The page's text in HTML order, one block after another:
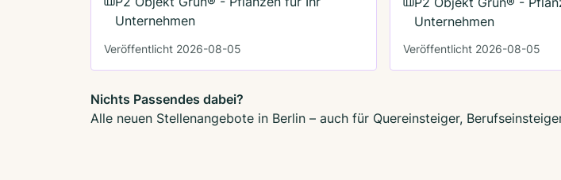
Unternehmen
Veröffentlicht 2026-08-05
Unternehmen
Veröffentlicht 2026-08-05
Nichts Passendes dabei?
Alle neuen Stellenangebote in Berlin – auch für Quereinsteiger,